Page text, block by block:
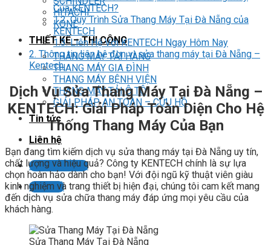
HITACHI
KONE
THIẾT KẾ – THI CÔNG
THANG MÁY TẢI HÀNG
THANG MÁY GIA ĐÌNH
THANG MÁY BỆNH VIỆN
THANG MÁY TẢI Ô TÔ
GIẢI PHÁP AN TOÀN – CỨU HỘ
Tin tức
Liên hệ
Liên hệ tư vấn
LIÊN HỆ
Của KENTECH?
1.2.Quy Trình Sửa Thang Máy Tại Đà Nẵng của
KENTECH
1.3.Liên Hệ Với KENTECH Ngay Hôm Nay
2. Thông tin liên hệ đơn vị sửa thang máy tại Đà Nẵng –
Kentech.
Dịch Vụ Sửa Thang Máy Tại Đà Nẵng –
KENTECH: Giải Pháp Toàn Diện Cho Hệ
Thống Thang Máy Của Bạn
Bạn đang tìm kiếm dịch vụ sửa thang máy tại Đà Nẵng uy tín,
chất lượng và hiệu quả? Công ty KENTECH chính là sự lựa
chọn hoàn hảo dành cho bạn! Với đội ngũ kỹ thuật viên giàu
kinh nghiệm và trang thiết bị hiện đại, chúng tôi cam kết mang
đến dịch vụ sửa chữa thang máy đáp ứng mọi yêu cầu của
khách hàng.
Sửa Thang Máy Tại Đà Nẵng